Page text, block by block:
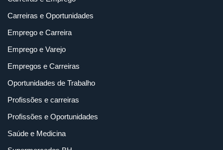
Carreiras e Oportunidades
Emprego e Carreira
Emprego e Varejo
Empregos e Carreiras
Oportunidades de Trabalho
Profissões e carreiras
Profissões e Oportunidades
Saúde e Medicina